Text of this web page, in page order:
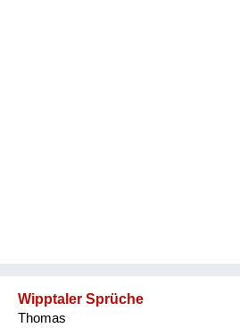
Wipptaler Sprüche
Thomas